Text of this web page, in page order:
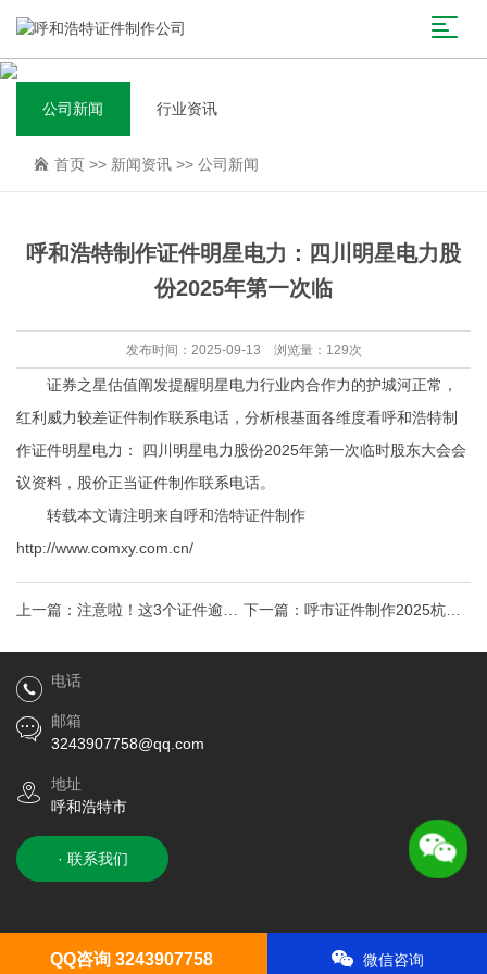
公司新闻 行业资讯
首页 >> 新闻资讯 >> 公司新闻
呼和浩特制作证件明星电力：四川明星电力股
份2025年第一次临
发布时间：2025-09-13 浏览量：129次
证券之星估值阐发提醒明星电力行业内合作力的护城河正常，
红利威力较差证件制作联系电话，分析根基面各维度看呼和浩特制
作证件明星电力： 四川明星电力股份2025年第一次临时股东大会会
议资料，股价正当证件制作联系电话。
转载本文请注明来自呼和浩特证件制作
http://www.comxy.com.cn/
上一篇： 注意啦！这3个证件逾期
不处理很麻烦！！快来自查！呼
和浩特制作
下一篇： 呼市证件制作2025杭州
市余杭区事业单位37人公告
电话
邮箱
3243907758@qq.com
地址
呼和浩特市
· 联系我们
QQ咨询 3243907758 微信咨询